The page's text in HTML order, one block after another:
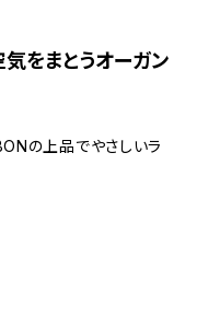
をまとうオーガン
の上品でやさしいラ